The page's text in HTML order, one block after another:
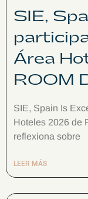
SIE,
Área
ROOM
SIE, Spain Is
Hoteles 2026 de
reflexiona sobre
LEER MÁS